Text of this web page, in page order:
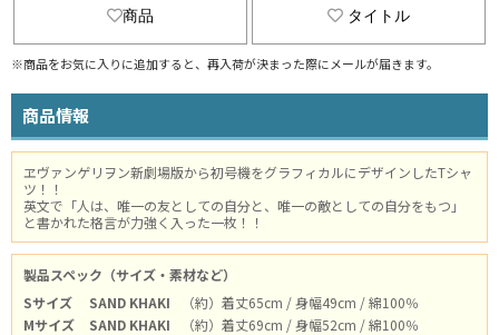
商品 タイトル
※商品をお気に入りに追加すると、再入荷が決まった際にメールが届きます。
商品情報
ヱヴァンゲリヲン新劇場版から初号機をグラフィカルにデザインしたTシャ
ツ！！
英文で「人は、唯一の友としての自分と、唯一の敵としての自分をもつ」
と書かれた格言が力強く入った一枚！！
製品スペック（サイズ・素材など）
Sサイズ
SAND KHAKI
（約）着丈65cm / 身幅49cm / 綿100％
Mサイズ
SAND KHAKI
（約）着丈69cm / 身幅52cm / 綿100％